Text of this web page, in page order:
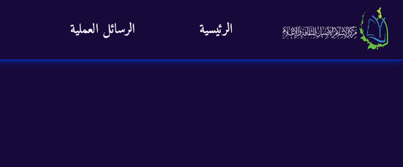
الرئيسية الرسائل العملية